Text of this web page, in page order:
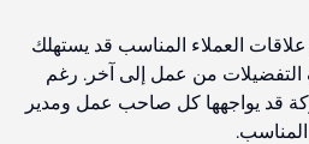
العملاء المناسب قد يستهلك
من عمل إلى آخر. رغم
قد يواجهها كل صاحب عمل ومدير